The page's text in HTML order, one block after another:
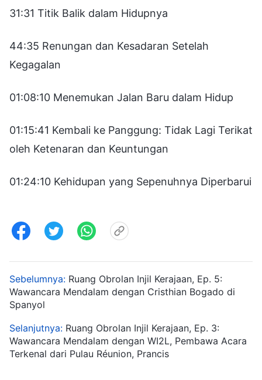
31:31 Titik Balik dalam Hidupnya
44:35 Renungan dan Kesadaran Setelah
Kegagalan
01:08:10 Menemukan Jalan Baru dalam Hidup
01:15:41 Kembali ke Panggung: Tidak Lagi Terikat
oleh Ketenaran dan Keuntungan
01:24:10 Kehidupan yang Sepenuhnya Diperbarui
Sebelumnya: Ruang Obrolan Injil Kerajaan, Ep. 5:
Wawancara Mendalam dengan Cristhian Bogado di
Spanyol
Selanjutnya: Ruang Obrolan Injil Kerajaan, Ep. 3:
Wawancara Mendalam dengan WI2L, Pembawa Acara
Terkenal dari Pulau Réunion, Prancis